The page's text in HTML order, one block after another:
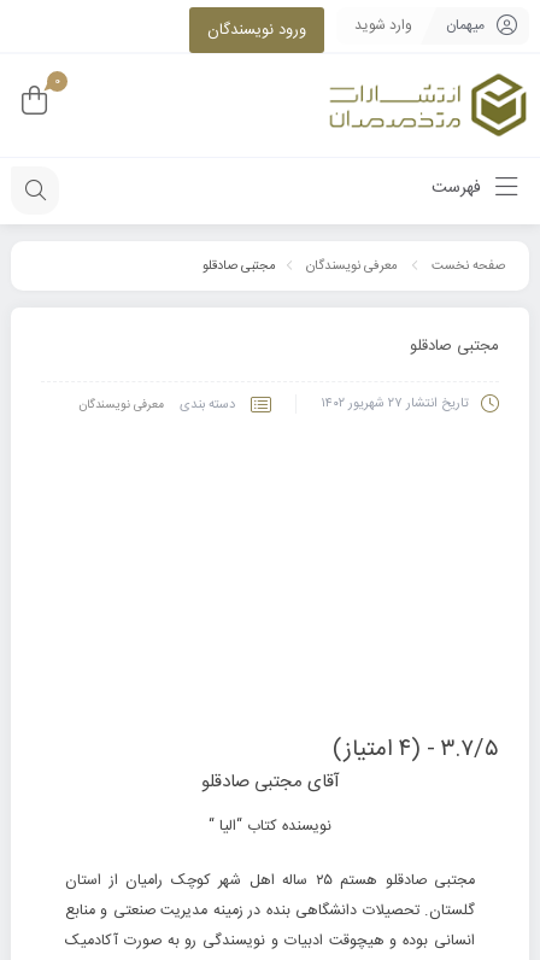
میهمان وارد شوید ورود نویسندگان
0
فهرست
صفحه نخست معرفی نویسندگان مجتبی صادقلو
مجتبی صادقلو
تاریخ انتشار۲۷ شهریور ۱۴۰۲ دسته بندی معرفی نویسندگان
۳.۷/۵ - (۴ امتیاز)
آقای مجتبی صادقلو
نویسنده کتاب “الیا“
مجتبی صادقلو هستم ۲۵ ساله اهل شهر کوچک رامیان از استان
گلستان. تحصیلات دانشگاهی بنده در زمینه مدیریت صنعتی و منابع
انسانی بوده و هیچوقت ادبیات و نویسندگی رو به صورت آکادمیک